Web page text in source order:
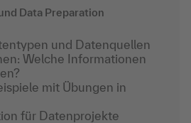
Data Preparation
und Datenquellen
Welche Informationen
mit Übungen in
für Datenprojekte